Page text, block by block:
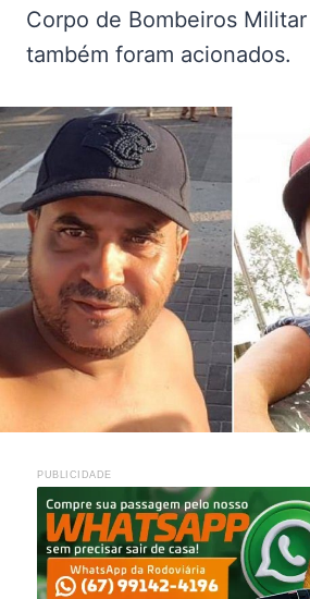
Corpo de Bombeiros
também foram acionados.
PUBLICIDADE